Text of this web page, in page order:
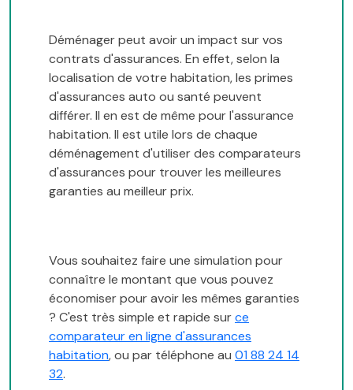
Déménager peut avoir un impact sur vos
contrats d'assurances. En effet, selon la
localisation de votre habitation, les primes
d'assurances auto ou santé peuvent
différer. Il en est de même pour l'assurance
habitation. Il est utile lors de chaque
déménagement d'utiliser des comparateurs
d'assurances pour trouver les meilleures
garanties au meilleur prix.
Vous souhaitez faire une simulation pour
connaître le montant que vous pouvez
économiser pour avoir les mêmes garanties
? C'est très simple et rapide surce
comparateur en ligne d'assurances
habitation, ou par téléphone au 01 88 24 14
32.